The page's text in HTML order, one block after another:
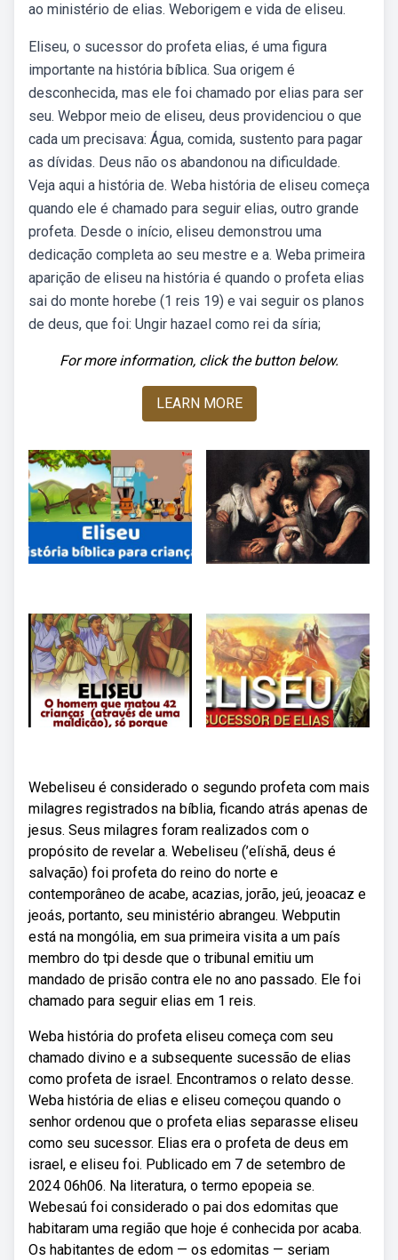
ao ministério de elias. Weborigem e vida de eliseu.
Eliseu, o sucessor do profeta elias, é uma figura
importante na história bíblica. Sua origem é
desconhecida, mas ele foi chamado por elias para ser
seu. Webpor meio de eliseu, deus providenciou o que
cada um precisava: Água, comida, sustento para pagar
as dívidas. Deus não os abandonou na dificuldade.
Veja aqui a história de. Weba história de eliseu começa
quando ele é chamado para seguir elias, outro grande
profeta. Desde o início, eliseu demonstrou uma
dedicação completa ao seu mestre e a. Weba primeira
aparição de eliseu na história é quando o profeta elias
sai do monte horebe (1 reis 19) e vai seguir os planos
de deus, que foi: Ungir hazael como rei da síria;
For more information, click the button below.
LEARN MORE
Webeliseu é considerado o segundo profeta com mais
milagres registrados na bíblia, ficando atrás apenas de
jesus. Seus milagres foram realizados com o
propósito de revelar a. Webeliseu (’elïshã, deus é
salvação) foi profeta do reino do norte e
contemporâneo de acabe, acazias, jorão, jeú, jeoacaz e
jeoás, portanto, seu ministério abrangeu. Webputin
está na mongólia, em sua primeira visita a um país
membro do tpi desde que o tribunal emitiu um
mandado de prisão contra ele no ano passado. Ele foi
chamado para seguir elias em 1 reis.
Weba história do profeta eliseu começa com seu
chamado divino e a subsequente sucessão de elias
como profeta de israel. Encontramos o relato desse.
Weba história de elias e eliseu começou quando o
senhor ordenou que o profeta elias separasse eliseu
como seu sucessor. Elias era o profeta de deus em
israel, e eliseu foi. Publicado em 7 de setembro de
2024 06h06. Na literatura, o termo epopeia se.
Webesaú foi considerado o pai dos edomitas que
habitaram uma região que hoje é conhecida por acaba.
Os habitantes de edom — os edomitas — seriam